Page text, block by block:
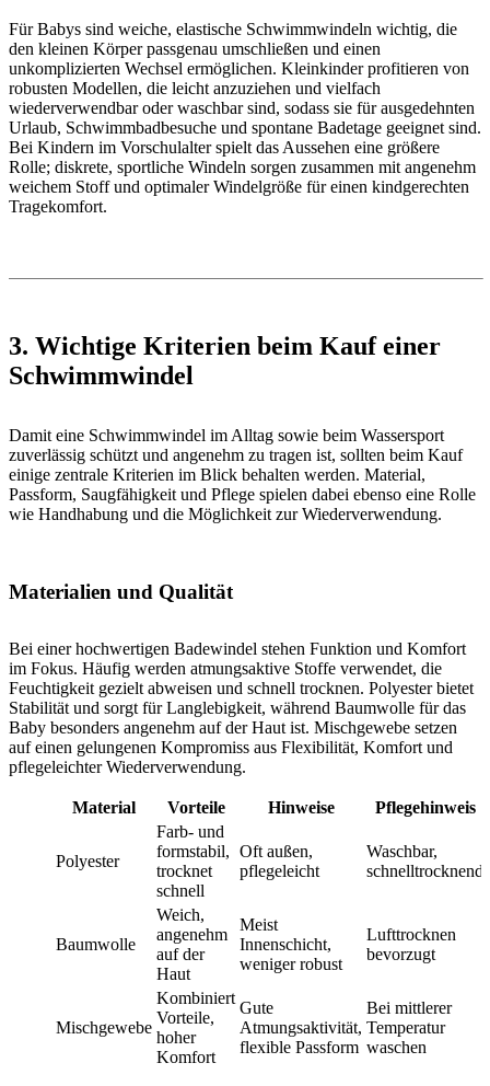
Für Babys sind weiche, elastische Schwimmwindeln wichtig, die
den kleinen Körper passgenau umschließen und einen
unkomplizierten Wechsel ermöglichen. Kleinkinder profitieren von
robusten Modellen, die leicht anzuziehen und vielfach
wiederverwendbar oder waschbar sind, sodass sie für ausgedehnten
Urlaub, Schwimmbadbesuche und spontane Badetage geeignet sind.
Bei Kindern im Vorschulalter spielt das Aussehen eine größere
Rolle; diskrete, sportliche Windeln sorgen zusammen mit angenehm
weichem Stoff und optimaler Windelgröße für einen kindgerechten
Tragekomfort.
3. Wichtige Kriterien beim Kauf einer
Schwimmwindel
Damit eine Schwimmwindel im Alltag sowie beim Wassersport
zuverlässig schützt und angenehm zu tragen ist, sollten beim Kauf
einige zentrale Kriterien im Blick behalten werden. Material,
Passform, Saugfähigkeit und Pflege spielen dabei ebenso eine Rolle
wie Handhabung und die Möglichkeit zur Wiederverwendung.
Materialien und Qualität
Bei einer hochwertigen Badewindel stehen Funktion und Komfort
im Fokus. Häufig werden atmungsaktive Stoffe verwendet, die
Feuchtigkeit gezielt abweisen und schnell trocknen. Polyester bietet
Stabilität und sorgt für Langlebigkeit, während Baumwolle für das
Baby besonders angenehm auf der Haut ist. Mischgewebe setzen
auf einen gelungenen Kompromiss aus Flexibilität, Komfort und
pflegeleichter Wiederverwendung.
Material Vorteile Hinweise Pflegehinweis
Polyester
Farb- und
formstabil,
trocknet
schnell
Oft außen,
pflegeleicht
Waschbar,
schnelltrocknend
Baumwolle
Weich,
angenehm
auf der
Haut
Meist
Innenschicht,
weniger robust
Lufttrocknen
bevorzugt
Mischgewebe
Kombiniert
Vorteile,
hoher
Komfort
Gute
Atmungsaktivität,
flexible Passform
Bei mittlerer
Temperatur
waschen